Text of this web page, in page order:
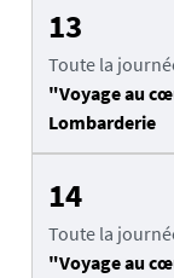
13
Toute la
"Voyage au
Lombarderie
14
Toute la
"Voyage au